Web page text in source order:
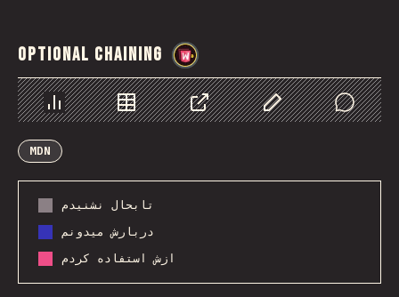
Optional Chaining
Chart Data Share Customize Data
Comments
MDN
تابحال نشنیدم
دربارش میدونم
ازش استفاده کردم